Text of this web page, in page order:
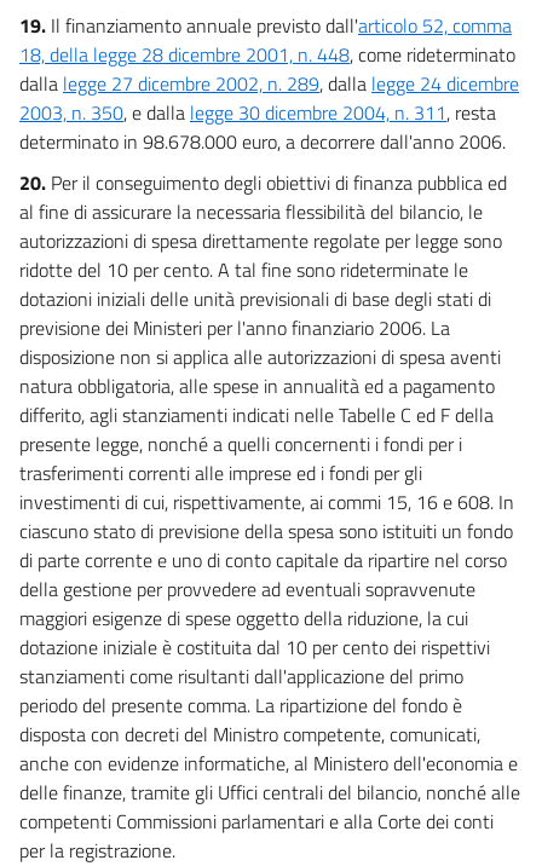
19. Il finanziamento annuale previsto dall'articolo 52, comma
18, della legge 28 dicembre 2001, n. 448, come rideterminato
dalla legge 27 dicembre 2002, n. 289, dalla legge 24 dicembre
2003, n. 350, e dalla legge 30 dicembre 2004, n. 311, resta
determinato in 98.678.000 euro, a decorrere dall'anno 2006.
20. Per il conseguimento degli obiettivi di finanza pubblica ed
al fine di assicurare la necessaria flessibilità del bilancio, le
autorizzazioni di spesa direttamente regolate per legge sono
ridotte del 10 per cento. A tal fine sono rideterminate le
dotazioni iniziali delle unità previsionali di base degli stati di
previsione dei Ministeri per l'anno finanziario 2006. La
disposizione non si applica alle autorizzazioni di spesa aventi
natura obbligatoria, alle spese in annualità ed a pagamento
differito, agli stanziamenti indicati nelle Tabelle C ed F della
presente legge, nonché a quelli concernenti i fondi per i
trasferimenti correnti alle imprese ed i fondi per gli
investimenti di cui, rispettivamente, ai commi 15, 16 e 608. In
ciascuno stato di previsione della spesa sono istituiti un fondo
di parte corrente e uno di conto capitale da ripartire nel corso
della gestione per provvedere ad eventuali sopravvenute
maggiori esigenze di spese oggetto della riduzione, la cui
dotazione iniziale è costituita dal 10 per cento dei rispettivi
stanziamenti come risultanti dall'applicazione del primo
periodo del presente comma. La ripartizione del fondo è
disposta con decreti del Ministro competente, comunicati,
anche con evidenze informatiche, al Ministero dell'economia e
delle finanze, tramite gli Uffici centrali del bilancio, nonché alle
competenti Commissioni parlamentari e alla Corte dei conti
per la registrazione.